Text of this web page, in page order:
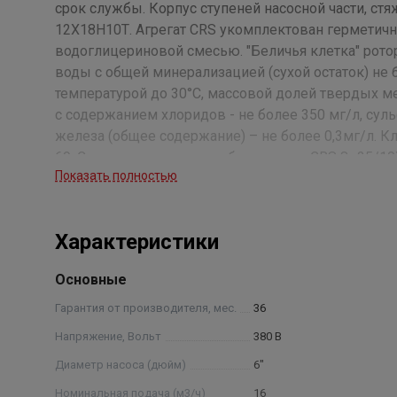
срок службы. Корпус ступеней насосной части,
12Х18Н10Т. Агрегат CRS укомплектован
водоглицериновой смесью. "Беличья клетка"
воды с общей минерализацией (сухой остаток)
температурой до 30°С, массовой долей твердых
с содержанием хлоридов - не более 350 мг/л,
железа (общее содержание) – не более 0,3мг/л.
25 — номинальная подача, м3 /ч: 10— количество
Показать полностью
Характеристики
Основные
Гарантия от производителя, мес. 36
Напряжение, Вольт 380 В
Диаметр насоса (дюйм) 6"
Номинальная подача (м3/ч) 16